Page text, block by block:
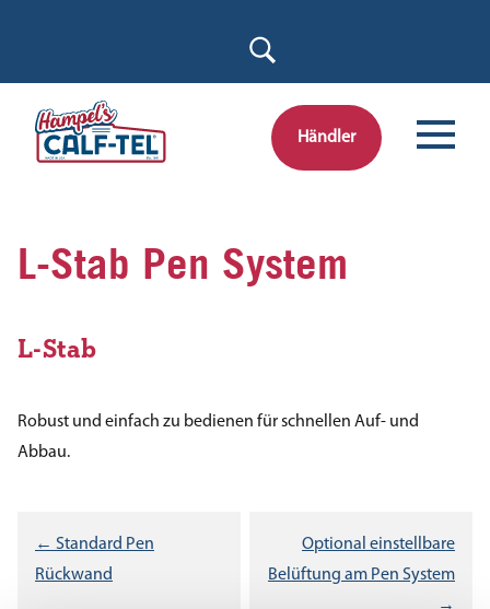
Händler
L-Stab Pen System
L-Stab
Robust und einfach zu bedienen für schnellen Auf- und
Abbau.
Beitragsnavigation
← Standard Pen
Rückwand
Optional einstellbare
Belüftung am Pen System